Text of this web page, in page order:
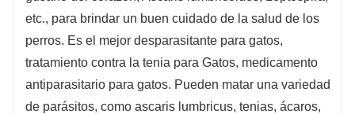
etc., para brindar un buen cuidado de la salud de los
perros. Es el mejor desparasitante para gatos,
tratamiento contra la tenia para Gatos, medicamento
antiparasitario para gatos. Pueden matar una variedad
de parásitos, como ascaris lumbricus, tenias, ácaros,